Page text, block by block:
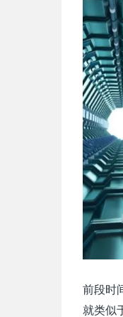
前段时
就类似